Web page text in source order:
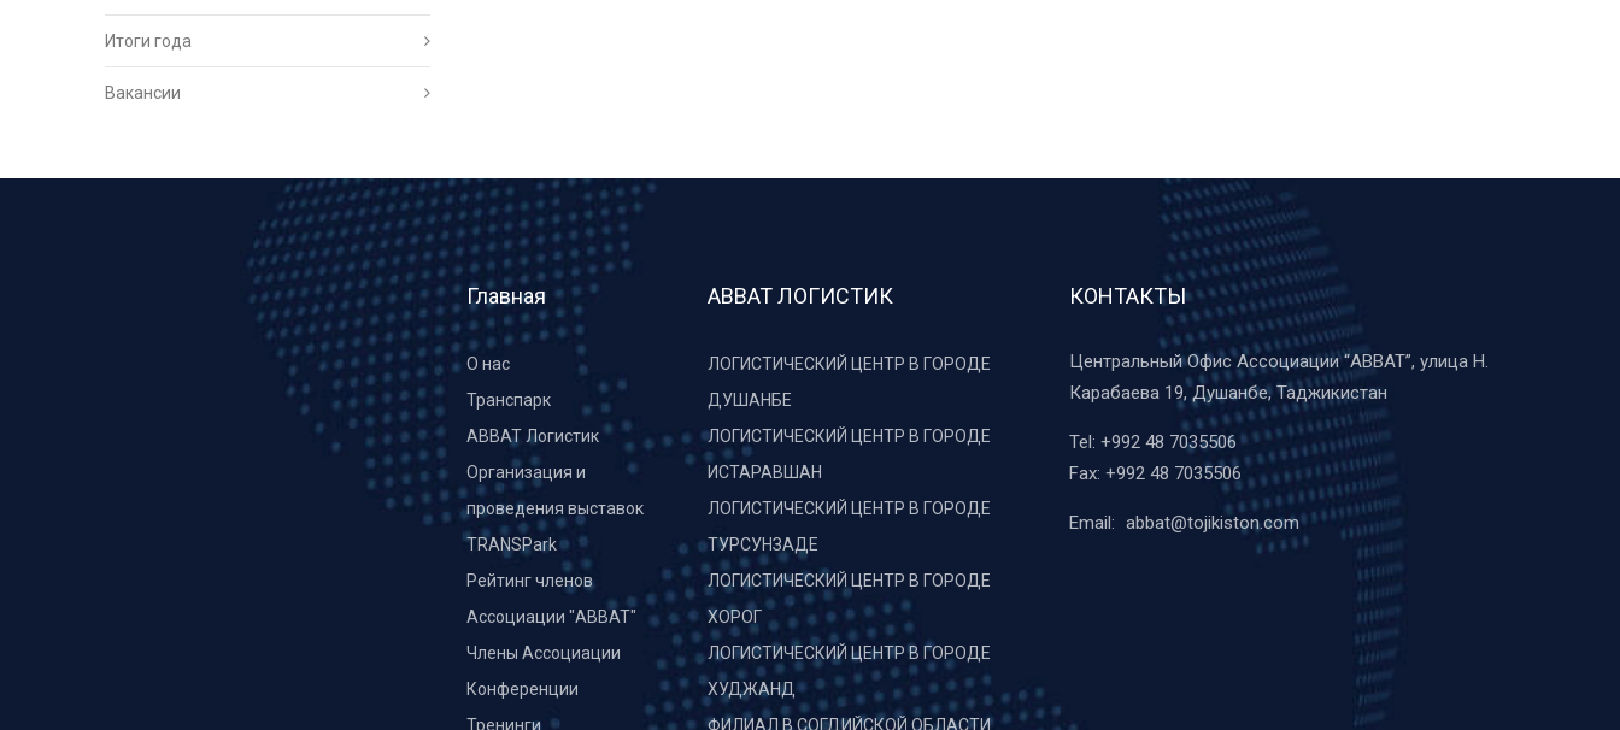
Итоги года
Вакансии
Главная
О нас
Транспарк
ABBAT Логистик
Организация и
проведения выставок
TRANSPark
Рейтинг членов
Ассоциации "АВВАТ"
Члены Ассоциации
Конференции
Тренинги
АВВАТ ЛОГИСТИК
ЛОГИСТИЧЕСКИЙ ЦЕНТР В ГОРОДЕ
ДУШАНБЕ
ЛОГИСТИЧЕСКИЙ ЦЕНТР В ГОРОДЕ
ИСТАРАВШАН
ЛОГИСТИЧЕСКИЙ ЦЕНТР В ГОРОДЕ
ТУРСУНЗАДЕ
ЛОГИСТИЧЕСКИЙ ЦЕНТР В ГОРОДЕ
ХОРОГ
ЛОГИСТИЧЕСКИЙ ЦЕНТР В ГОРОДЕ
ХУДЖАНД
ФИЛИАЛ В СОГДИЙСКОЙ ОБЛАСТИ
КОНТАКТЫ
Центральный Офис Ассоциации “ABBAT”, улица Н.
Карабаева 19, Душанбе, Таджикистан
Tel: +992 48 7035506
Fax: +992 48 7035506
Email: abbat@tojikiston.com